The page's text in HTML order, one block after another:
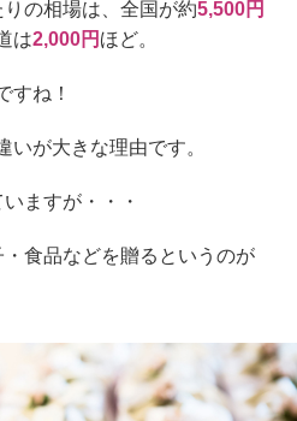
の相場は、全国が約5,500円
は2,000円 ほど。
すね！
いが大きな理由です。
ますが・・・
・食品などを贈るというのが